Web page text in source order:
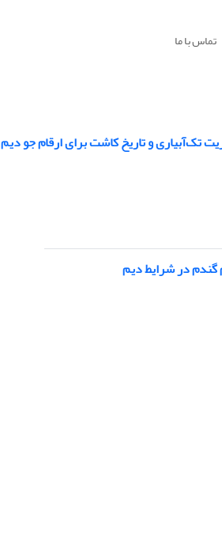
تماس با ما
و تاریخ کاشت برای ارقام جو دیم
گندم در شرایط دیم